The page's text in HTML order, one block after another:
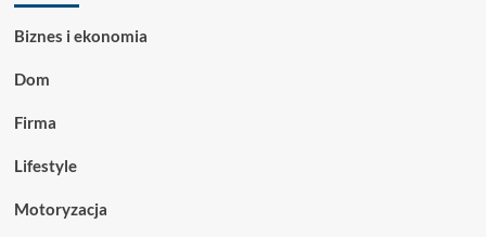
Biznes i ekonomia
Dom
Firma
Lifestyle
Motoryzacja